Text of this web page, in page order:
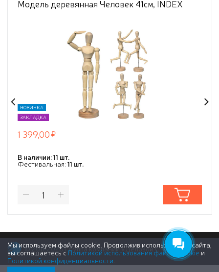
Модель деревянная Человек 41см, INDEX
НОВИНКА
ЗАКЛАДКА
1 399,00
В наличии: 11 шт.
Фестивальная: 11 шт.
© 2011-2026 Группа компаний «Деловой Стиль»
Мы используем файлы cookie. Продолжив использование сайта,
вы соглашаетесь с Политикой использования файлов cookie и
Политикой конфиденциальности